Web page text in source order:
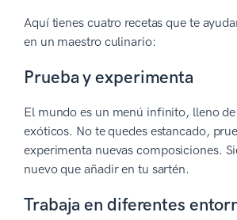
Aquí tienes cuatro recetas que te
en un maestro culinario:
Prueba y experimenta
El mundo es un menú infinito, lleno de
exóticos. No te quedes estancado,
experimenta nuevas composiciones.
nuevo que añadir en tu sartén.
Trabaja en diferentes